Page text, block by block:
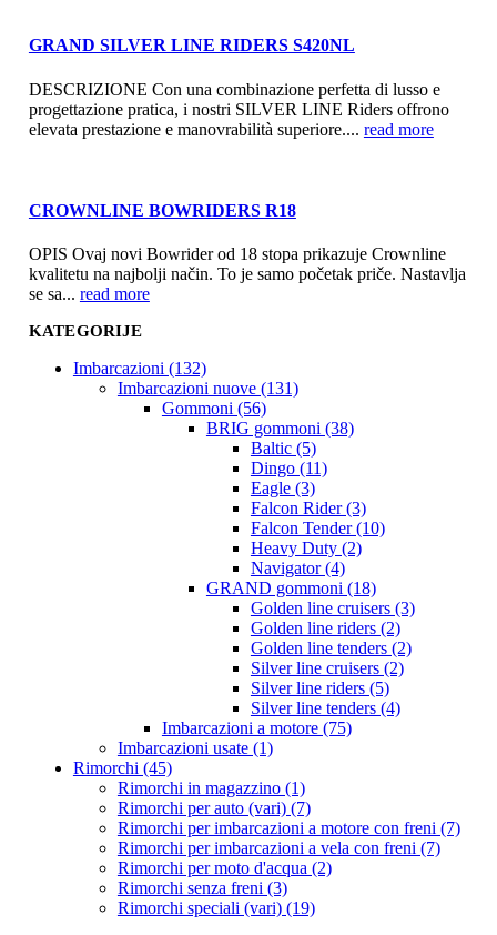
GRAND SILVER LINE RIDERS S420NL
DESCRIZIONE Con una combinazione perfetta di lusso e
progettazione pratica, i nostri SILVER LINE Riders offrono
elevata prestazione e manovrabilità superiore.... read more
CROWNLINE BOWRIDERS R18
OPIS Ovaj novi Bowrider od 18 stopa prikazuje Crownline
kvalitetu na najbolji način. To je samo početak priče. Nastavlja
se sa... read more
KATEGORIJE
Imbarcazioni (132)
Imbarcazioni nuove (131)
Gommoni (56)
BRIG gommoni (38)
Baltic (5)
Dingo (11)
Eagle (3)
Falcon Rider (3)
Falcon Tender (10)
Heavy Duty (2)
Navigator (4)
GRAND gommoni (18)
Golden line cruisers (3)
Golden line riders (2)
Golden line tenders (2)
Silver line cruisers (2)
Silver line riders (5)
Silver line tenders (4)
Imbarcazioni a motore (75)
Imbarcazioni usate (1)
Rimorchi (45)
Rimorchi in magazzino (1)
Rimorchi per auto (vari) (7)
Rimorchi per imbarcazioni a motore con freni (7)
Rimorchi per imbarcazioni a vela con freni (7)
Rimorchi per moto d'acqua (2)
Rimorchi senza freni (3)
Rimorchi speciali (vari) (19)